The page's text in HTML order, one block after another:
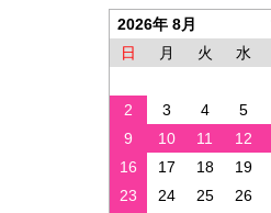
2026年 8月
日
月 火 水
2
3 4 5
9
10 11 12
16
17 18 19
23
24 25 26